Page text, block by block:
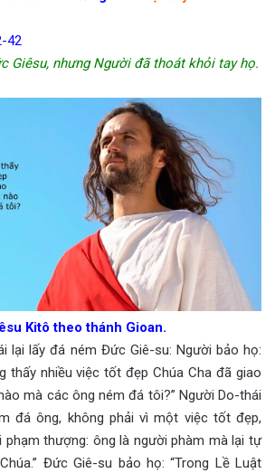
42
Giêsu, nhưng Người đã thoát khỏi tay họ.
Kitô theo thánh Gioan.
lại lấy đá ném Đức Giê-su: Người bảo họ:
thấy nhiều việc tốt đẹp Chúa Cha đã giao
mà các ông ném đá tôi?” Người Do-thái
đá ông, không phải vì một việc tốt đẹp,
thượng: ông là người phàm mà lại tự
Đức Giê-su bảo họ: “Trong Lề Luật